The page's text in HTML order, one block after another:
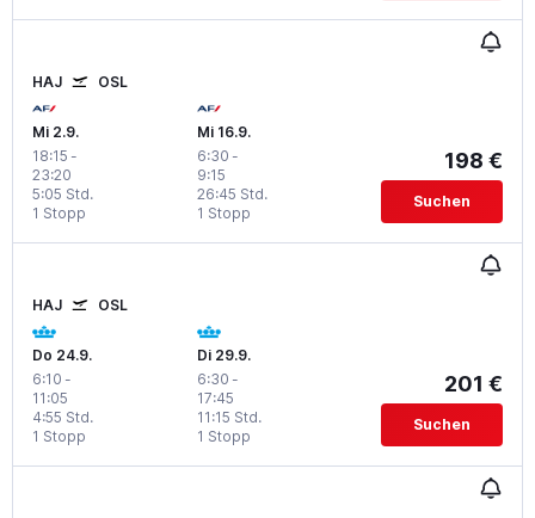
HAJ OSL
Mi 2.9.
18:15 -
23:20
1 Stopp
5:05 Std.
Mi 16.9.
6:30 -
9:15
1 Stopp
26:45 Std.
198 €
Suchen
HAJ OSL
Do 24.9.
6:10 -
11:05
1 Stopp
4:55 Std.
Di 29.9.
6:30 -
17:45
1 Stopp
11:15 Std.
201 €
Suchen